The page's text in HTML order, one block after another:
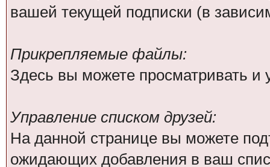
вашей текущей подписки (в
Прикрепляемые файлы:
Здесь вы можете просматривать
Управление списком друзей:
На данной странице вы можете
ожидающих добавления в ваш